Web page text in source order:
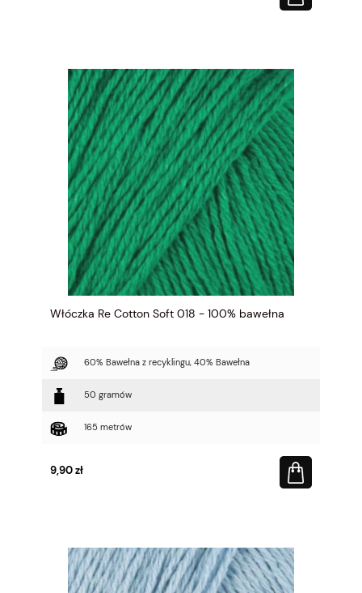
Włóczka Re Cotton Soft 018 - 100% bawełna
60% Bawełna z recyklingu, 40% Bawełna
50 gramów
165 metrów
9,90 zł